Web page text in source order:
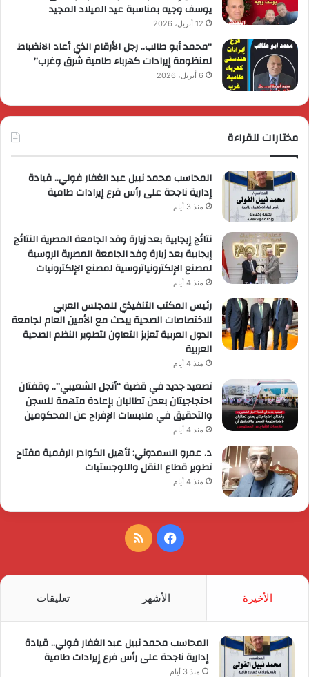
يوسف وجيه بمناسبة عيد الميلاد المجيد
12 أبريل، 2026
“محمد أبو طالب.. رجل الأرقام الذي أعاد الانضباط
لمنظومة إيرادات كهرباء طامية شرق وغرب”
6 أبريل، 2026
مختارات للقراءة
المحاسب محمد نبيل عبد الغفار فولي.. قيادة
إدارية ناجحة على رأس فرع إيرادات طامية
منذ 3 أيام
نتائج إيجابية بعد زيارة وفد الجامعة المصرية النتائج
إيجابية بعد زيارة وفد الجامعة المصرية الروسية
لمصنع الإلكترونياتروسية لمصنع الإلكترونيات
منذ 4 أيام
رئيس المكتب التنفيذي للمجلس العربي
للاختصاصات الصحية يبحث مع الأمين العام لجامعة
الدول العربية تعزيز التعاون لتطوير النظم الصحية
العربية
منذ 4 أيام
تصعيد جديد في قضية “أنجل الشعيبي”.. وقفتان
احتجاجيتان بعدن تطالبان بإعادة متهمة للسجن
والتحقيق في ملابسات الإفراج عن المحكومين
منذ 4 أيام
د. عمرو السمدوني: تأهيل الكوادر الرقمية مفتاح
تطوير قطاع النقل واللوجستيات
منذ 4 أيام
فيسبوكملخص
الأخيرة الأشهر تعليقات
المحاسب محمد نبيل عبد الغفار فولي.. قيادة
إدارية ناجحة على رأس فرع إيرادات طامية
منذ 3 أيام